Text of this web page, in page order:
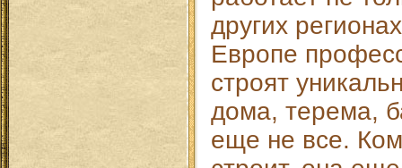
других
Европе
строят
дома, терема,
еще не все.